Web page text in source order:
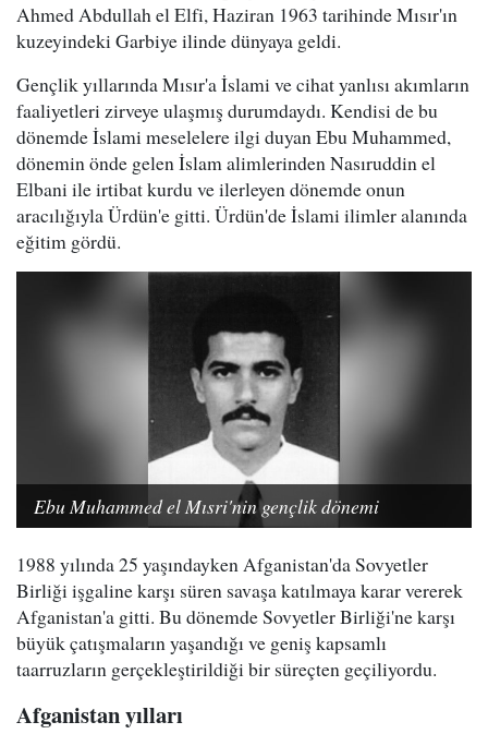
Ahmed Abdullah el Elfi, Haziran 1963 tarihinde Mısır'ın
kuzeyindeki Garbiye ilinde dünyaya geldi.
Gençlik yıllarında Mısır'a İslami ve cihat yanlısı akımların
faaliyetleri zirveye ulaşmış durumdaydı. Kendisi de bu
dönemde İslami meselelere ilgi duyan Ebu Muhammed,
dönemin önde gelen İslam alimlerinden Nasıruddin el
Elbani ile irtibat kurdu ve ilerleyen dönemde onun
aracılığıyla Ürdün'e gitti. Ürdün'de İslami ilimler alanında
eğitim gördü.
Ebu Muhammed el Mısri'nin gençlik dönemi
1988 yılında 25 yaşındayken Afganistan'da Sovyetler
Birliği işgaline karşı süren savaşa katılmaya karar vererek
Afganistan'a gitti. Bu dönemde Sovyetler Birliği'ne karşı
büyük çatışmaların yaşandığı ve geniş kapsamlı
taarruzların gerçekleştirildiği bir süreçten geçiliyordu.
Afganistan yılları